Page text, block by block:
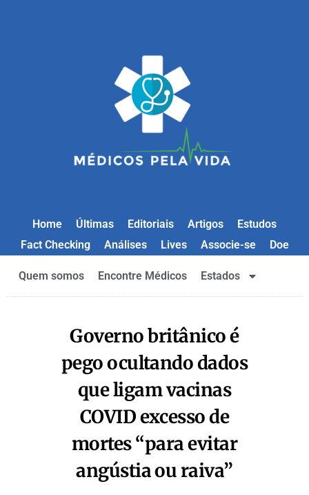
Home Últimas Editoriais Artigos
Estudos
Fact Checking
Análises Lives Associe-se Doe
Quem somos Encontre Médicos Estados
Governo britânico é
pego ocultando dados
que ligam vacinas
COVID excesso de
mortes “para evitar
angústia ou raiva”